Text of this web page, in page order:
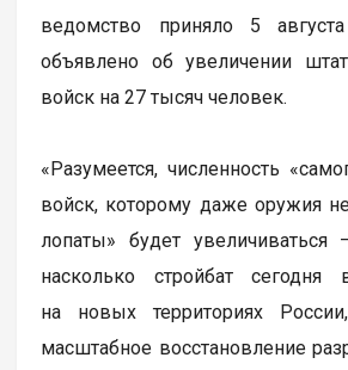
ведомство приняло 5
объявлено об увеличении
войск на 27 тысяч человек.
«Разумеется, численность
войск, которому даже оружия
лопаты» будет увеличиваться
насколько стройбат
на новых территориях
масштабное восстановление